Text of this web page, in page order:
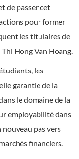
de passer cet
pour former
les titulaires de
Thi Hong Van Hoang.
les
garantie de la
le domaine de la
employabilité dans
nouveau pas vers
financiers.